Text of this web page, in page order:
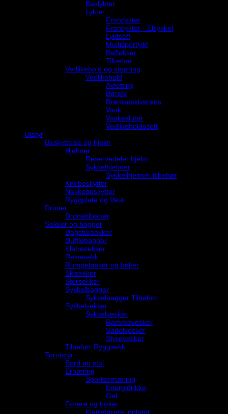
Baklykter
Lykter
Frontlykter
Frontlykter - Elsykkel
Lyktsett
Multisportlykt
Reflekser
Tilbehør
Vedlikehold og smøring
Vedlikehold
Avfetting
Børste
Bremseskiverens
Vask
Vaskekluter
Vedlikeholdssett
Utstyr
Beskyttelse og hjelm
Hjelmer
Reservedeler hjelm
Sykkelhjelmer
Sykkelhjelmer tilbehør
Knebeskytter
Nakkebeskytter
Ryggplate og Vest
Droner
Dronetilbehør
Sekker og bagger
Dagstursekker
Dufflebagger
Klatresekker
Reisesekk
Rumpetasker og belter
Skisekker
Storsekker
Sykkelbagger
Sykkelbagger Tilbehør
Sykkelsekker
Sykkelvesker
Rammevesker
Sadelvesker
Styrevesker
Tilbehør Ryggsekk
Turutstyr
Bord og stol
Ernæring
Sportsernæring
Energidrikke
Gel
Førere og bøker
Klatreførere innland